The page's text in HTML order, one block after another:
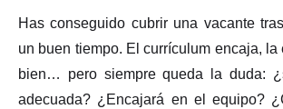
Has conseguido cubrir una vacante
un buen tiempo. El currículum encaja, la
bien… pero siempre queda la duda:
adecuada? ¿Encajará en el equipo?